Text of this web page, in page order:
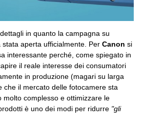
in quanto la campagna su
stata aperta ufficialmente. Per Canon si
interessante perché, come spiegato in
il reale interesse dei consumatori
in produzione (magari su larga
che il mercato delle fotocamere sta
complesso e ottimizzare le
è uno dei modi per ridurre "gli